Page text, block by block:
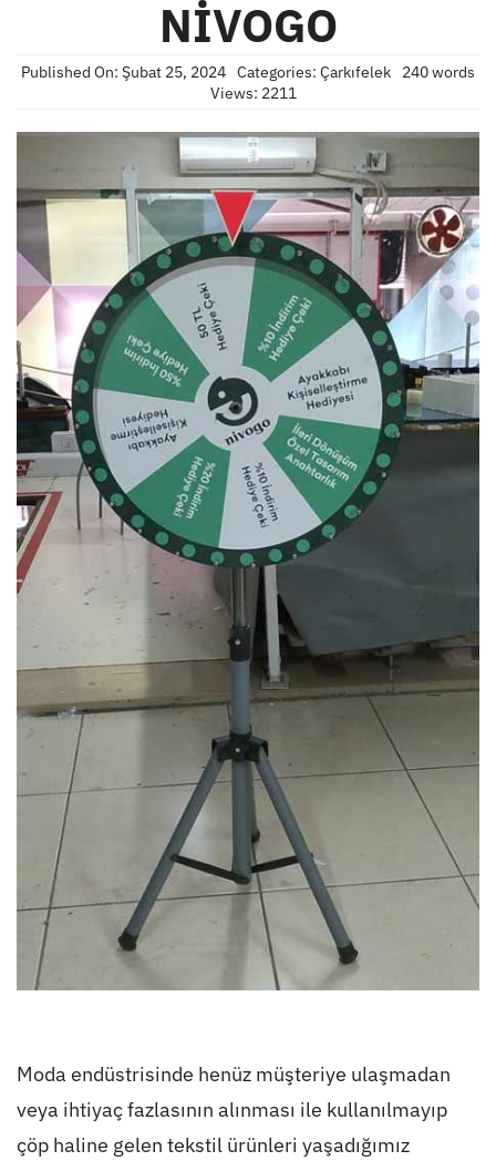
NİVOGO
Published On: Şubat 25, 2024 Categories: Çarkıfelek
240 words
Views: 2211
Moda endüstrisinde henüz müşteriye ulaşmadan
veya ihtiyaç fazlasının alınması ile kullanılmayıp
çöp haline gelen tekstil ürünleri yaşadığımız